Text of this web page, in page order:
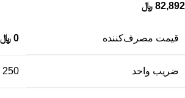
82,892 ﷼
قیمت مصرف‌کننده 0 ﷼
ضریب واحد 250